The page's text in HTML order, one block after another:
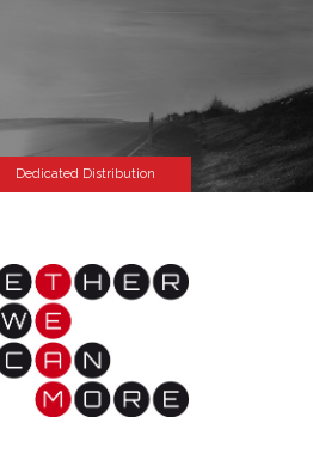
Dedicated Distribution